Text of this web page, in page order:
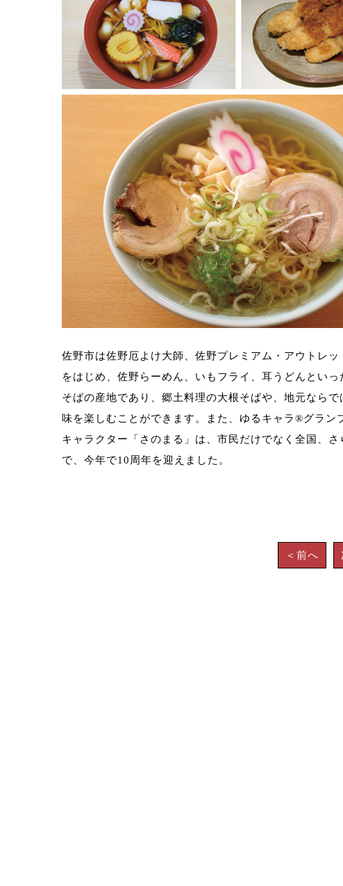
佐野市は佐野厄よけ大師、佐野プレミアム・アウトレ
をはじめ、佐野らーめん、いもフライ、耳うどんとい
そばの産地であり、郷土料理の大根そばや、地元なら
味を楽しむことができます。また、ゆるキャラ®︎グラ
キャラクター「さのまる」は、市民だけでなく全国、
で、今年で10周年を迎えました。
＜前へ